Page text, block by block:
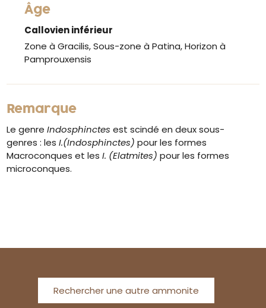
Âge
Callovien inférieur
Zone à Gracilis, Sous-zone à Patina, Horizon à
Pamprouxensis
Remarque
Le genreIndosphinctes est scindé en deux sous-
genres : les I.(Indosphinctes) pour les formes
Macroconques et lesI. (Elatmites) pour les formes
microconques.
Rechercher une autre ammonite